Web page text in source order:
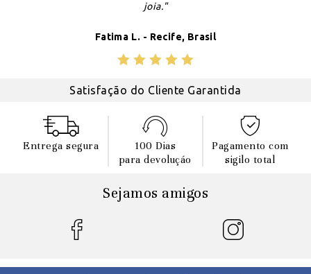
joia."
Fatima L. - Recife, Brasil
Satisfação do Cliente Garantida
Entrega segura
100 Dias
para devoluçáo
Pagamento com
sigilo total
Sejamos amigos